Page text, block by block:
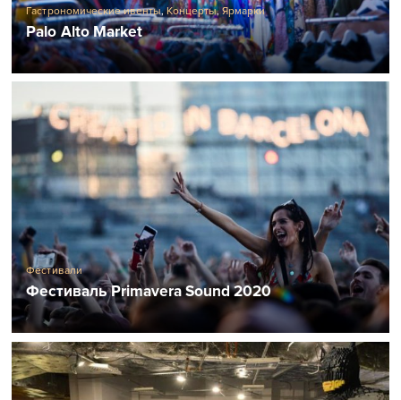
Гастрономические ивенты,Концерты,Ярмарки
Palo Alto Market
Фестивали
Фестиваль Primavera Sound 2020